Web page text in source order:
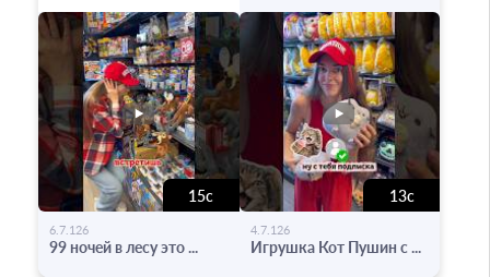
15с
6.7.126
99 ночей в лесу это ...
13с
4.7.126
Игрушка Кот Пушин с ...